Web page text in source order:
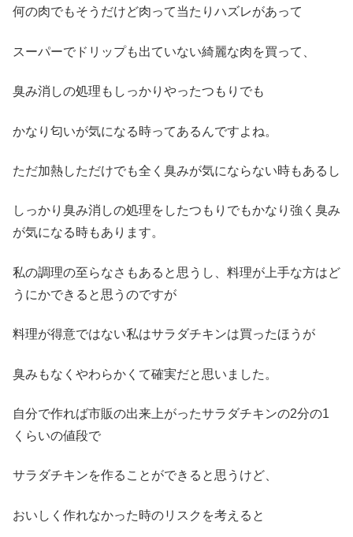
何の肉でもそうだけど肉って当たりハズレがあって
スーパーでドリップも出ていない綺麗な肉を買って、
臭み消しの処理もしっかりやったつもりでも
かなり匂いが気になる時ってあるんですよね。
ただ加熱しただけでも全く臭みが気にならない時もあるし
しっかり臭み消しの処理をしたつもりでもかなり強く臭み
が気になる時もあります。
私の調理の至らなさもあると思うし、料理が上手な方はど
うにかできると思うのですが
料理が得意ではない私はサラダチキンは買ったほうが
臭みもなくやわらかくて確実だと思いました。
自分で作れば市販の出来上がったサラダチキンの2分の1
くらいの値段で
サラダチキンを作ることができると思うけど、
おいしく作れなかった時のリスクを考えると